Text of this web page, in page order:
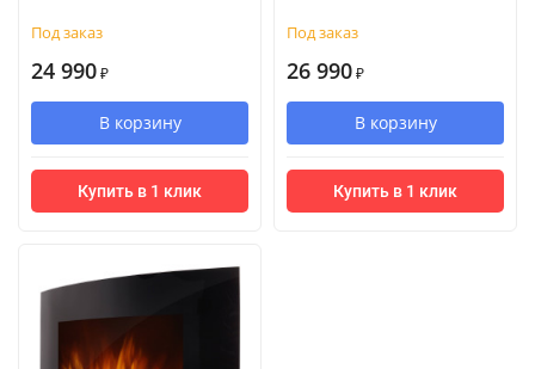
Под заказ
24 990 ₽
В корзину
Купить в 1 клик
Под заказ
26 990 ₽
В корзину
Купить в 1 клик